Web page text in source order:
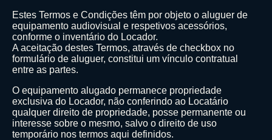
Estes Termos e Condições têm por objeto o aluguer de
equipamento audiovisual e respetivos acessórios,
conforme o inventário do Locador.
A aceitação destes Termos, através de checkbox no
formulário de aluguer, constitui um vínculo contratual
entre as partes.
O equipamento alugado permanece propriedade
exclusiva do Locador, não conferindo ao Locatário
qualquer direito de propriedade, posse permanente ou
interesse sobre o mesmo, salvo o direito de uso
temporário nos termos aqui definidos.